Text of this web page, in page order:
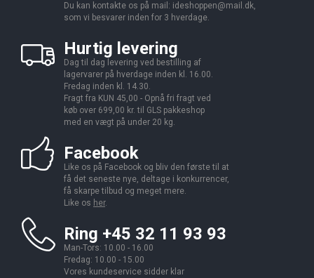
Du kan kontakte os på mail: ideshoppen@mail.dk,
som vi besvarer inden for 3 hverdage.
Hurtig levering
Dag til dag levering ved bestilling af
lagervarer på hverdage inden kl. 16.00.
Fredag inden kl. 14.30.
Fragt fra KUN 45,00 - Opnå fri fragt ved
køb over 699,00 kr. til GLS pakkeshop
med en vægt på under 20 kg.
Facebook
Like os på Facebook og bliv den første til at
få det seneste nye, deltage i konkurrencer,
få skarpe tilbud og meget mere.
Like os her.
Ring +45 32 11 93 93
Man-Tors: 10.00 - 16.00
Fredag: 10.00 - 15.00
Vores kundeservice sidder klar